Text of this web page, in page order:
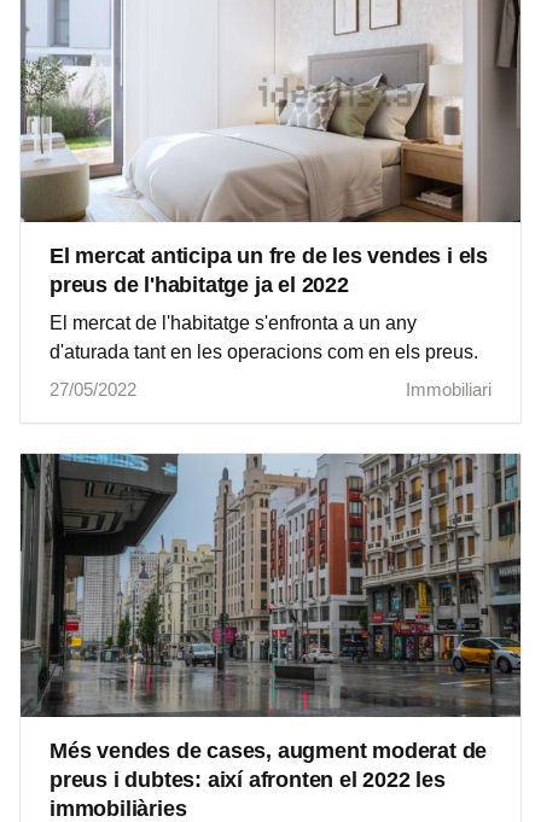
El mercat anticipa un fre de les vendes i els
preus de l'habitatge ja el 2022
El mercat de l'habitatge s'enfronta a un any
d'aturada tant en les operacions com en els preus.
27/05/2022
Immobiliari
Més vendes de cases, augment moderat de
preus i dubtes: així afronten el 2022 les
immobiliàries